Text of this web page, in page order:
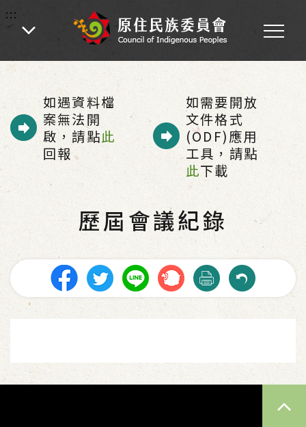
:::
:::
首頁 - 性別平等專案小組 - 歷屆會議紀錄
如遇資料檔
案無法開
啟，請點此
回報
如需要開放
文件格式
(ODF)應用
工具，請點
此下載
歷屆會議紀錄